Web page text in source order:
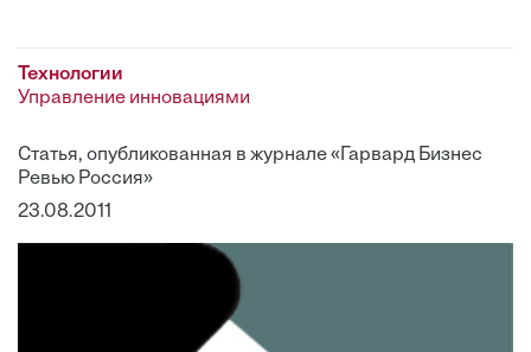
Технологии
Управление инновациями
Статья, опубликованная в журнале «Гарвард Бизнес
Ревью Россия»
23.08.2011